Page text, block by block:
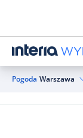
Pogoda Warszawa